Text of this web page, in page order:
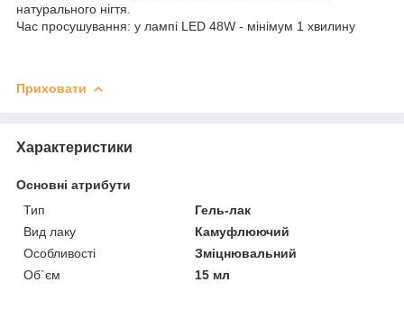
натурального нігтя.
Час просушування: у лампі LED 48W - мінімум 1 хвилину
Приховати
Характеристики
Основні атрибути
Тип
Гель-лак
Вид лаку
Камуфлюючий
Особливості
Зміцнювальний
Об`єм
15 мл